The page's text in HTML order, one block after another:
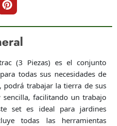
(3 Piezas) es el conjunto
todas sus necesidades de
podrá trabajar la tierra de sus
facilitando un trabajo
set es ideal para jardines
todas las herramientas